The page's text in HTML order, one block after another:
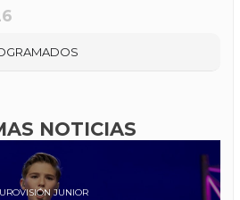
NOTICIAS
JUNIOR